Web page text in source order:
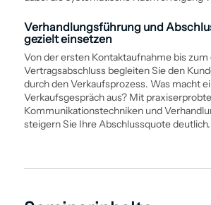
Verhandlungs­führung und
gezielt einsetzen
Von der ersten Kontaktaufnahme bis
Vertragsabschluss begleiten Sie den
durch den Verkaufs­prozess. Was macht
Verkaufsgespräch aus? Mit
Kommunikations­techniken und
steigern Sie Ihre Abschlussquote deutlich.